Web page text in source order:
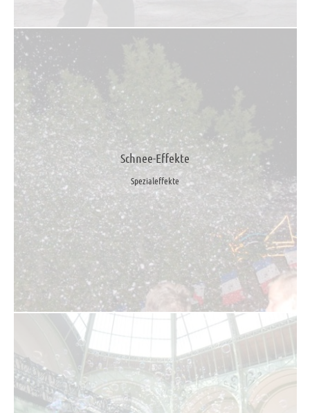
Schnee-Effekte
Spezialeffekte